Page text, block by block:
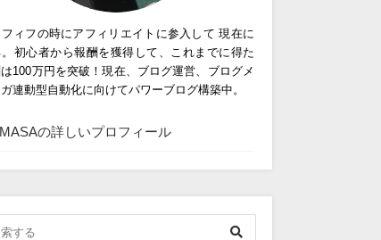
ィフの時にアフィリエイトに参入して 現在に
初心者から報酬を獲得して、これまでに得た
100万円を突破！現在、ブログ運営、ブログメ
連動型自動化に向けてパワーブログ構築中。
MASAの詳しいプロフィール